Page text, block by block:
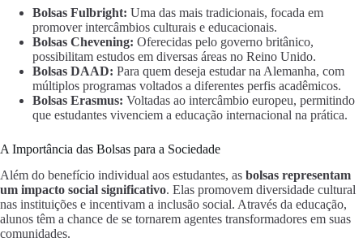
Bolsas Fulbright: Uma das mais tradicionais, focada em
promover intercâmbios culturais e educacionais.
Bolsas Chevening: Oferecidas pelo governo britânico,
possibilitam estudos em diversas áreas no Reino Unido.
Bolsas DAAD: Para quem deseja estudar na Alemanha, com
múltiplos programas voltados a diferentes perfis acadêmicos.
Bolsas Erasmus: Voltadas ao intercâmbio europeu, permitindo
que estudantes vivenciem a educação internacional na prática.
A Importância das Bolsas para a Sociedade
Além do benefício individual aos estudantes, as bolsas representam
um impacto social significativo. Elas promovem diversidade cultural
nas instituições e incentivam a inclusão social. Através da educação,
alunos têm a chance de se tornarem agentes transformadores em suas
comunidades.